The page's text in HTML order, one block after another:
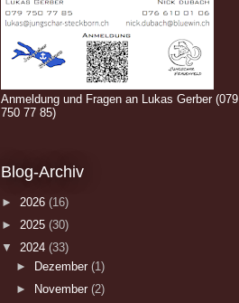
Anmeldung und Fragen an Lukas Gerber (079
750 77 85)
Blog-Archiv
► 2026 (16)
► 2025 (30)
▼ 2024 (33)
►
Dezember (1)
►
November (2)